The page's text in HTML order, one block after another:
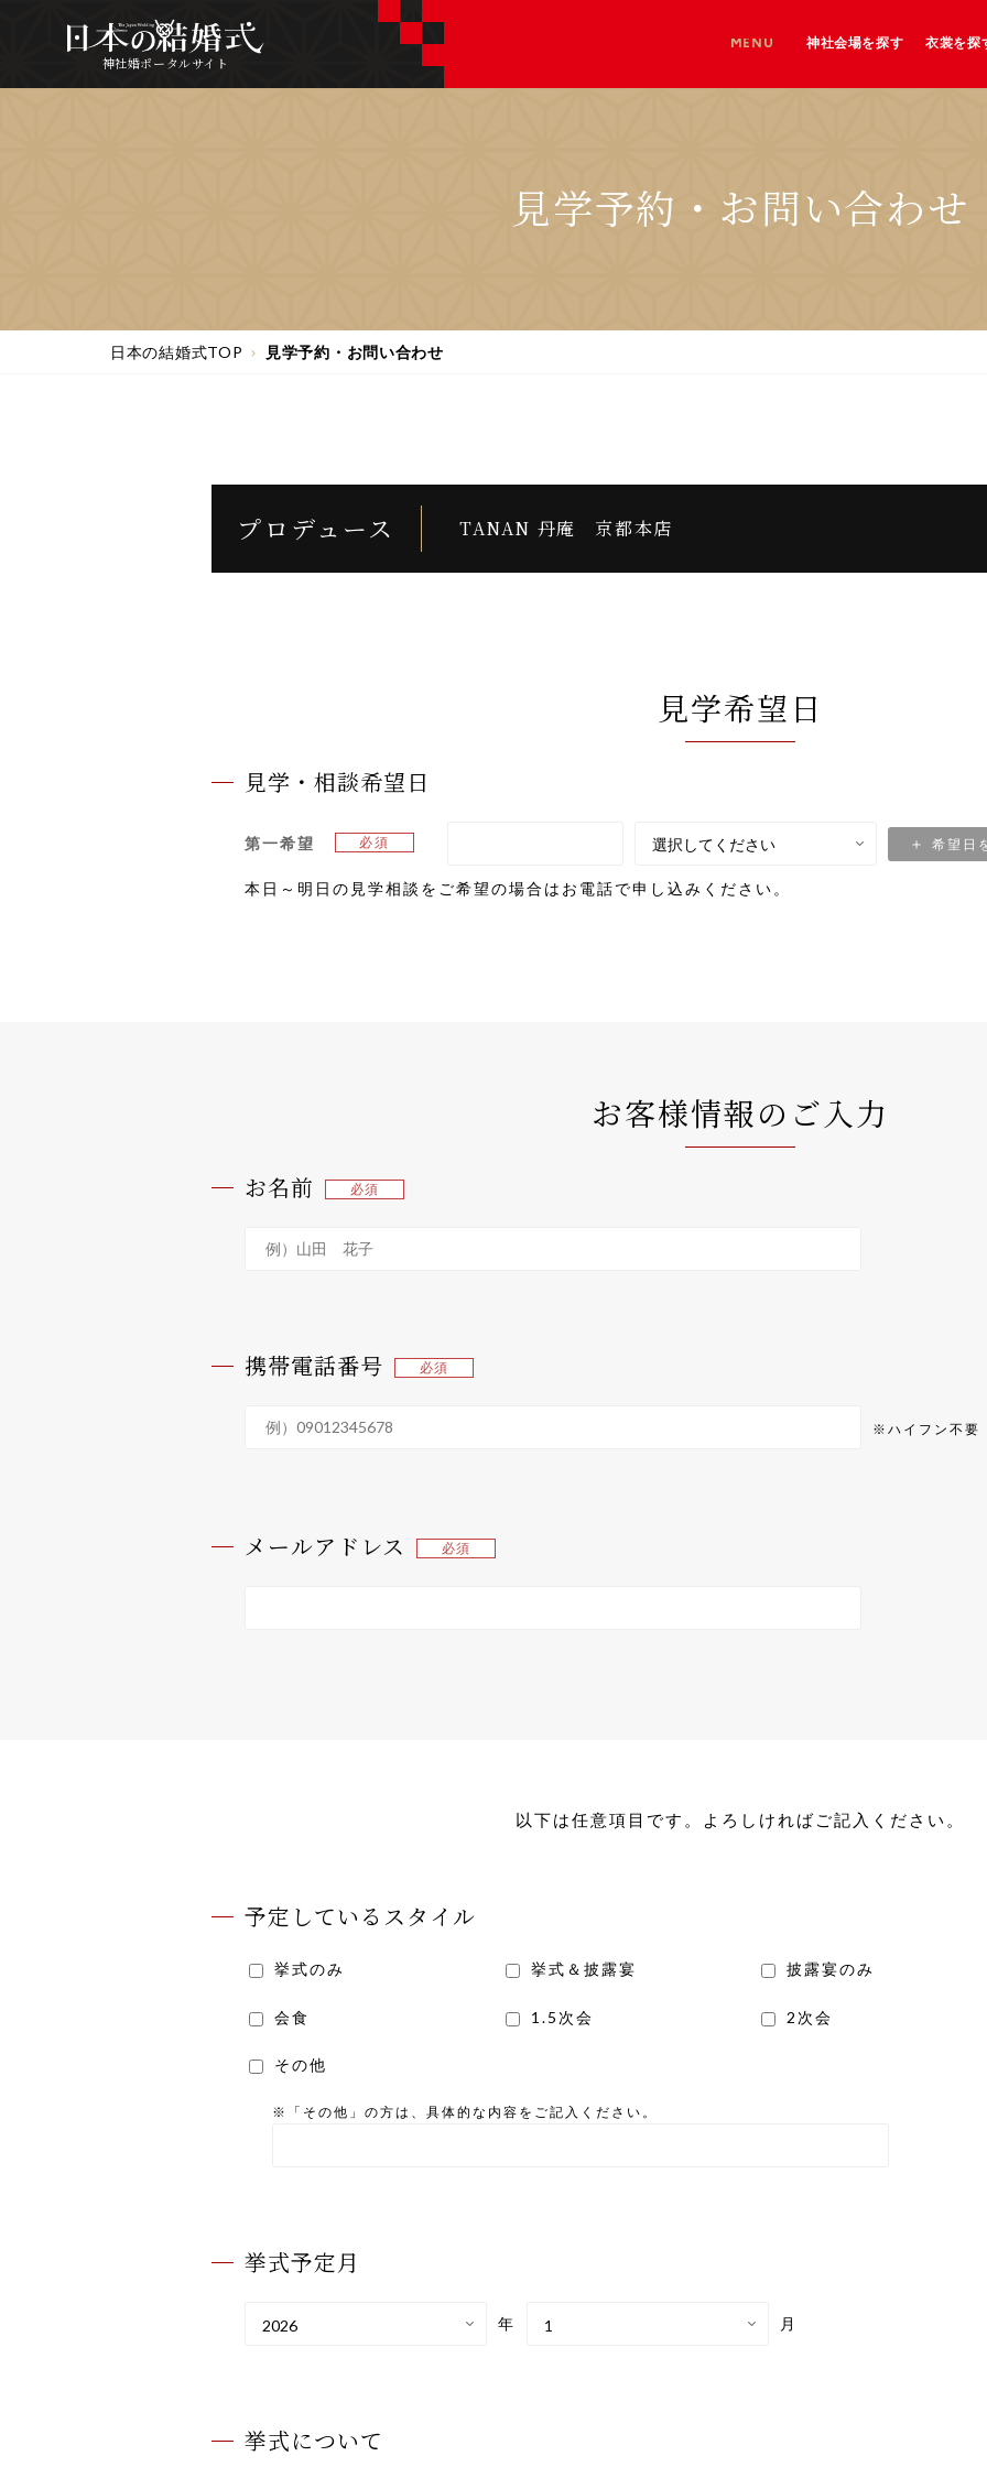
神社婚ポータルサイト
MENU 神社会場を探す 衣裳を探
見学予約・お問い合わせ
日本の結婚式TOP 見学予約・お問い合わせ
プロデュース TANAN 丹庵 京都本店
見学希望日
見学・相談希望日
第一希望 希望日
本日～明日の見学相談をご希望の場合はお電話で申し込みください。
お客様情報のご入力
お名前
携帯電話番号
※ハイフン不要
メールアドレス
以下は任意項目です。よろしければご記入ください。
予定しているスタイル
挙式のみ 挙式＆披露宴 披露宴のみ
会食 1.5次会 2次会
その他
※「その他」の方は、具体的な内容をご記入ください。
挙式予定月
年 月
挙式について